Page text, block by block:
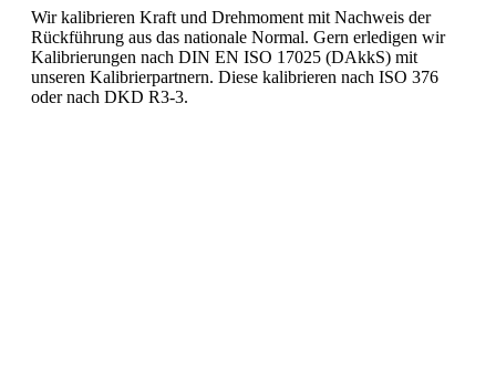
Wir kalibrieren Kraft und Drehmoment mit Nachweis der
Rückführung aus das nationale Normal. Gern erledigen wir
Kalibrierungen nach DIN EN ISO 17025 (DAkkS) mit
unseren Kalibrierpartnern. Diese kalibrieren nach ISO 376
oder nach DKD R3-3.